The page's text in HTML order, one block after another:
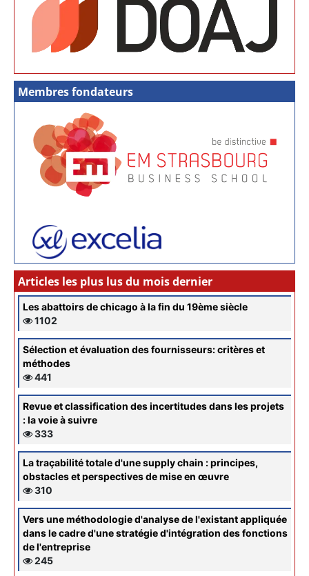
Membres fondateurs
Articles les plus lus du mois dernier
Les abattoirs de chicago à la fin du 19ème siècle
1102
Sélection et évaluation des fournisseurs: critères et
méthodes
441
Revue et classification des incertitudes dans les projets
: la voie à suivre
333
La traçabilité totale d'une supply chain : principes,
obstacles et perspectives de mise en œuvre
310
Vers une méthodologie d'analyse de l'existant appliquée
dans le cadre d'une stratégie d'intégration des fonctions
de l'entreprise
245